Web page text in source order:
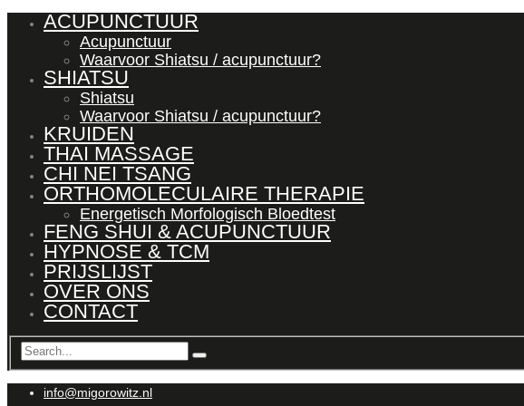
ACUPUNCTUUR
Acupunctuur
Waarvoor Shiatsu / acupunctuur?
SHIATSU
Shiatsu
Waarvoor Shiatsu / acupunctuur?
KRUIDEN
THAI MASSAGE
CHI NEI TSANG
ORTHOMOLECULAIRE THERAPIE
Energetisch Morfologisch Bloedtest
FENG SHUI & ACUPUNCTUUR
HYPNOSE & TCM
PRIJSLIJST
OVER ONS
CONTACT
info@migorowitz.nl